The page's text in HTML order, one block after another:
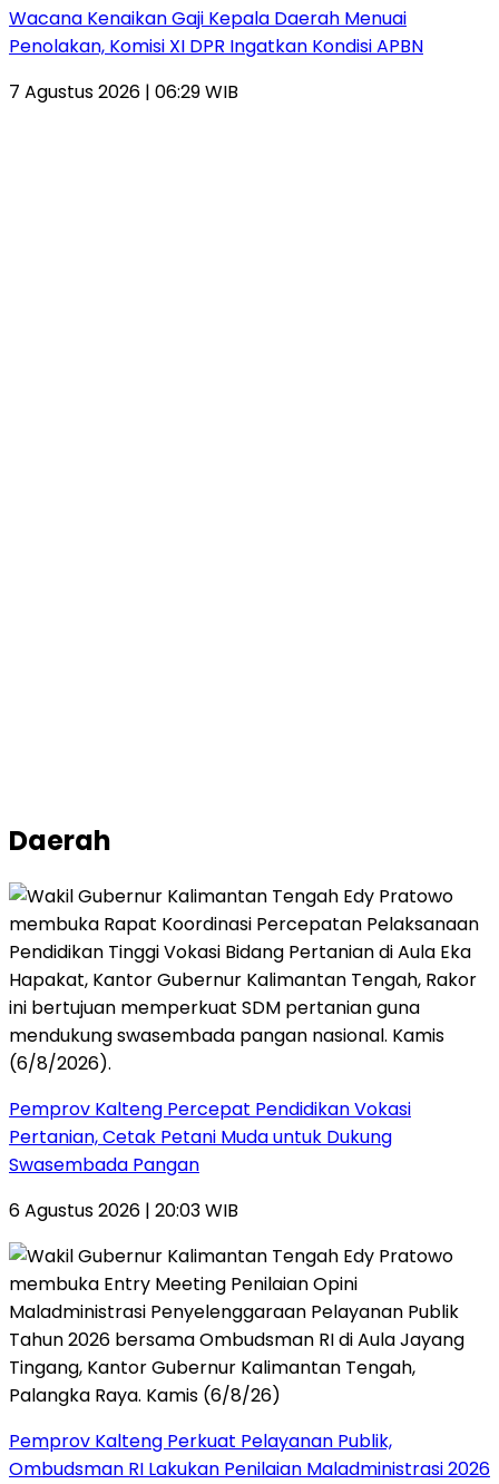
Wacana Kenaikan Gaji Kepala Daerah Menuai
Penolakan, Komisi XI DPR Ingatkan Kondisi APBN
7 Agustus 2026 | 06:29 WIB
Daerah
Pemprov Kalteng Percepat Pendidikan Vokasi
Pertanian, Cetak Petani Muda untuk Dukung
Swasembada Pangan
6 Agustus 2026 | 20:03 WIB
Pemprov Kalteng Perkuat Pelayanan Publik,
Ombudsman RI Lakukan Penilaian Maladministrasi 2026